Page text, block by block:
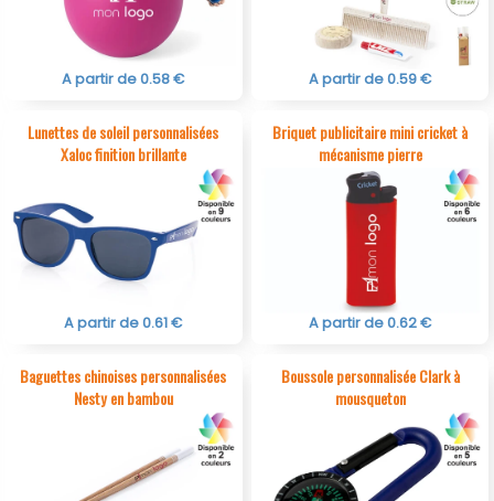
A partir de 0.58 € A partir de 0.59 €
Lunettes de soleil personnalisées
Xaloc finition brillante
A partir de 0.61 €
Briquet publicitaire mini cricket à
mécanisme pierre
A partir de 0.62 €
Baguettes chinoises personnalisées
Nesty en bambou
Boussole personnalisée Clark à
mousqueton